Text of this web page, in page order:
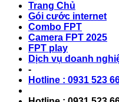
Trang Chủ
Gói cước internet
Combo FPT
Camera FPT 2025
FPT play
Dịch vụ doanh
-
Hotline : 0931 523